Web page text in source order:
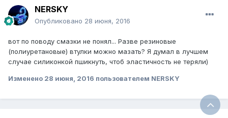
NERSKY
Опубликовано 28 июня, 2016
вот по поводу смазки не понял... Разве резиновые
(полиуретановые) втулки можно мазать? Я думал в лучшем
случае силиконкой пшикнуть, чтоб эластичность не теряли)
Изменено 28 июня, 2016 пользователем NERSKY